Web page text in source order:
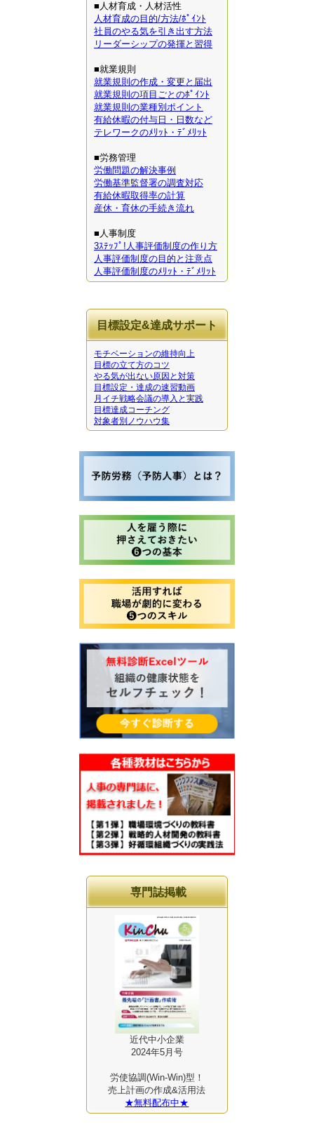
■人材育成・人材活性
人材育成の目的/方法/ﾎﾟｲﾝﾄ
社員のやる気を引き出す方法
リーダーシップの発揮と習得
■就業規則
就業規則の作成・変更と届出
就業規則の項目ごとのﾎﾟｲﾝﾄ
就業規則の業種別ポイント
有給休暇の付与日・日数など
テレワークのﾒﾘｯﾄ・ﾃﾞﾒﾘｯﾄ
■労務管理
労働問題の解決事例
労働基準監督署の調査対応
有給休暇取得率の計算
産休・育休の手続き流れ
■人事制度
3ｽﾃｯﾌﾟ!人事評価制度の作り方
人事評価制度の目的と注意点
人事評価制度のﾒﾘｯﾄ・ﾃﾞﾒﾘｯﾄ
目標設定&達成サポート
モチベーションの維持向上
目標の立て方のコツ
やる気が出ない原因と対策
目標設定・達成の速習動画
月イチ戦略会議の導入と実践
目標達成コーチング
対象者別ノウハウ集
専門誌掲載
近代中小企業
2024年5月号
労使協調(Win-Win)型！
売上計画の作成&活用法
★無料配布中★